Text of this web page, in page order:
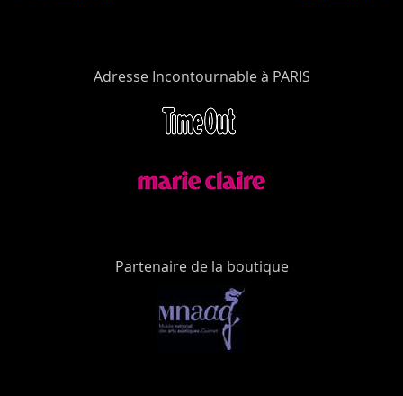
Adresse Incontournable à PARIS
Partenaire de la boutique